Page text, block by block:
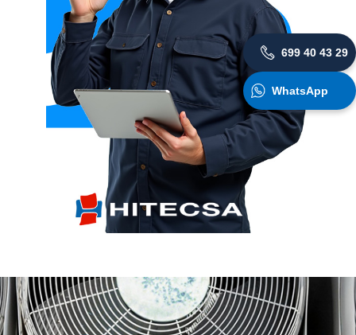
699 40 43 29
WhatsApp